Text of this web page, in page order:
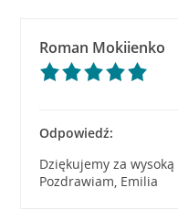
Roman Mokiienko
Odpowiedź:
Dziękujemy za
Pozdrawiam, Emilia